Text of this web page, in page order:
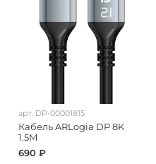
арт. DP-00001815
Кабель ARLogia DP 8K
1.5M
690 ₽